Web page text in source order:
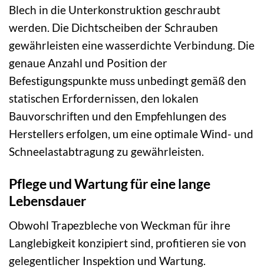
Blech in die Unterkonstruktion geschraubt
werden. Die Dichtscheiben der Schrauben
gewährleisten eine wasserdichte Verbindung. Die
genaue Anzahl und Position der
Befestigungspunkte muss unbedingt gemäß den
statischen Erfordernissen, den lokalen
Bauvorschriften und den Empfehlungen des
Herstellers erfolgen, um eine optimale Wind- und
Schneelastabtragung zu gewährleisten.
Pflege und Wartung für eine lange
Lebensdauer
Obwohl Trapezbleche von Weckman für ihre
Langlebigkeit konzipiert sind, profitieren sie von
gelegentlicher Inspektion und Wartung.